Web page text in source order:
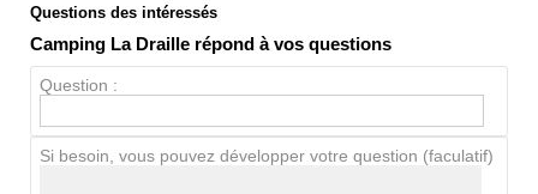
Note globale
Propreté
Chien / chat
Questions des intéressés
Camping La Draille répond à vos questions
Question :
Si besoin, vous pouvez développer votre question (faculatif)